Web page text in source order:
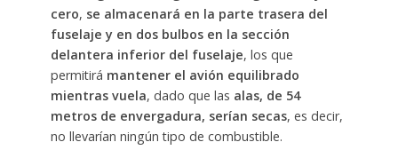
cero, se almacenará en la parte trasera del
fuselaje y en dos bulbos en la sección
delantera inferior del fuselaje, los que
permitirá mantener el avión equilibrado
mientras vuela, dado que las alas, de 54
metros de envergadura, serían secas, es decir,
no llevarían ningún tipo de combustible.